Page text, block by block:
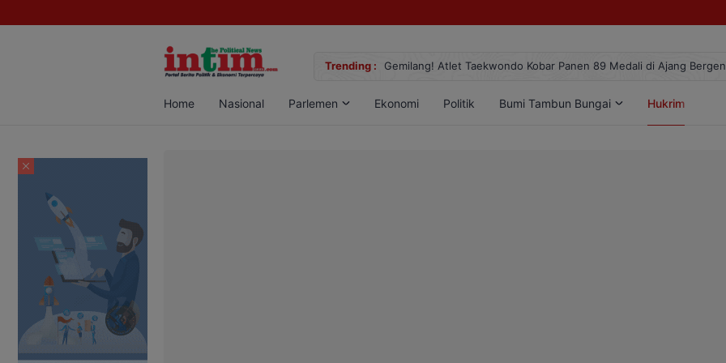
Trending :
Sabu di Pangkalan Bun, Dua Pelaku Diamankan Gemilang! Atlet Taekwondo Kobar Panen 89 Medali di Ajang
Home Nasional Parlemen Ekonomi Politik Bumi Tambun Bungai Hukrim